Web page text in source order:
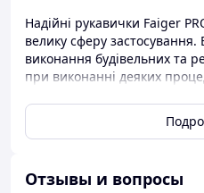
Надійні рукавички Faiger
велику сферу
виконання будівельних та
при виконанні деяких
тому що ця модель чудово
виконання цілого спектру
Отзывы и вопросы